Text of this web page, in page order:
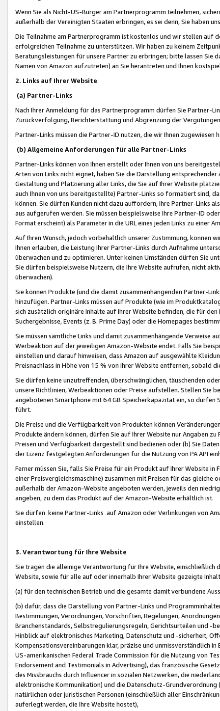
Wenn Sie als Nicht-US-Bürger am Partnerprogramm teilnehmen,
außerhalb der Vereinigten Staaten erbringen, es sei denn, Sie haben
Die Teilnahme am Partnerprogramm ist kostenlos und wir stellen auf
erfolgreichen Teilnahme zu unterstützen. Wir haben zu keinem
Beratungsleistungen für unsere Partner zu erbringen; bitte lassen Sie
Namen von Amazon aufzutreten) an Sie herantreten und Ihnen
2. Links auf Ihrer Website
(a) Partner-Links
Nach Ihrer Anmeldung für das Partnerprogramm dürfen Sie Partner-
Zurückverfolgung, Berichterstattung und Abgrenzung der
Partner-Links müssen die Partner-ID nutzen, die wir Ihnen zugewiesen
(b) Allgemeine Anforderungen für alle Partner-Links
Partner-Links können von Ihnen erstellt oder Ihnen von uns
Arten von Links nicht eignet, haben Sie die Darstellung
Gestaltung und Platzierung aller Links, die Sie auf Ihrer Website
auch Ihnen von uns bereitgestellte) Partner-Links so formatiert sind,
können. Sie dürfen Kunden nicht dazu auffordern, Ihre Partner-Links
aus aufgerufen werden. Sie müssen beispielsweise Ihre Partner-ID
Format erscheint) als Parameter in die URL eines jeden Links zu einer
Auf Ihren Wunsch, jedoch vorbehaltlich unserer Zustimmung, können
Ihnen erlauben, die Leistung Ihrer Partner-Links durch Aufnahme
überwachen und zu optimieren. Unter keinen Umständen dürfen Sie
Sie dürfen beispielsweise Nutzern, die Ihre Website aufrufen, nicht
überwachen).
Sie können Produkte (und die damit zusammenhängenden Partner-
hinzufügen. Partner-Links müssen auf Produkte (wie im
sich zusätzlich originäre Inhalte auf Ihrer Website befinden, die für
Suchergebnisse, Events (z. B. Prime Day) oder die Homepages
Sie müssen sämtliche Links und damit zusammenhängende
Werbeaktion auf der jeweiligen Amazon-Website endet. Falls Sie
einstellen und darauf hinweisen, dass Amazon auf ausgewählte
Preisnachlass in Höhe von 15 % von Ihrer Website entfernen, sobald
Sie dürfen keine unzutreffenden, überschwänglichen, täuschenden
unsere Richtlinien, Werbeaktionen oder Preise aufstellen. Stellen Sie
angebotenen Smartphone mit 64 GB Speicherkapazität ein, so dürfen
führt.
Die Preise und die Verfügbarkeit von Produkten können
Produkte ändern können, dürfen Sie auf Ihrer Website nur Angaben
Preisen und Verfügbarkeit dargestellt sind bedienen oder (b) Sie
der Lizenz festgelegten Anforderungen für die Nutzung von PA API
Ferner müssen Sie, falls Sie Preise für ein Produkt auf Ihrer Website
einer Preisvergleichsmaschine) zusammen mit Preisen für das
außerhalb der Amazon-Website angeboten werden, jeweils den
angeben, zu dem das Produkt auf der Amazon-Website erhältlich ist.
Sie dürfen keine Partner-Links auf Amazon oder Verlinkungen von
einstellen.
3. Verantwortung für Ihre Website
Sie tragen die alleinige Verantwortung für Ihre Website,
Website, sowie für alle auf oder innerhalb Ihrer Website gezeigte
(a) für den technischen Betrieb und die gesamte damit verbundene
(b) dafür, dass die Darstellung von Partner-Links und
Bestimmungen, Verordnungen, Vorschriften, Regelungen,
Branchenstandards, Selbstregulierungsregeln, Gerichtsurteilen und -
Hinblick auf elektronisches Marketing, Datenschutz und -sicherheit,
Kompensationsvereinbarungen klar, präzise und unmissverständlich
US-amerikanischen Federal Trade Commission für die Nutzung von
Endorsement and Testimonials in Advertising), das französische
des Missbrauchs durch Influencer in sozialen Netzwerken, die
elektronische Kommunikation) und die Datenschutz-
natürlichen oder juristischen Personen (einschließlich aller
auferlegt werden, die Ihre Website hostet),